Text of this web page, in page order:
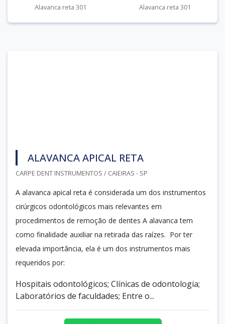
Alavanca reta 301
Alavanca reta 301
ALAVANCA APICAL RETA
CARPE DENT INSTRUMENTOS / CAIEIRAS - SP
A alavanca apical reta é considerada um dos instrumentos
cirúrgicos odontológicos mais relevantes em
procedimentos de remoção de dentes A alavanca tem
como finalidade auxiliar na retirada das raízes. Por ter
elevada importância, ela é um dos instrumentos mais
requeridos por:
Hospitais odontológicos; Clínicas de odontologia;
Laboratórios de faculdades; Entre o...